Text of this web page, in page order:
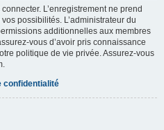
L’enregistrement ne prend
possibilités. L’administrateur du
additionnelles aux membres
vous d’avoir pris connaissance
politique de vie privée. Assurez-vous
confidentialité